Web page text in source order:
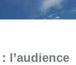
l’audience